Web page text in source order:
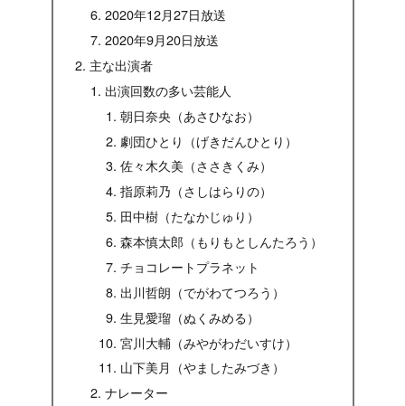
2020年12月27日放送
2020年9月20日放送
主な出演者
出演回数の多い芸能人
朝日奈央（あさひなお）
劇団ひとり（げきだんひとり）
佐々木久美（ささきくみ）
指原莉乃（さしはらりの）
田中樹（たなかじゅり）
森本慎太郎（もりもとしんたろう）
チョコレートプラネット
出川哲朗（でがわてつろう）
生見愛瑠（ぬくみめる）
宮川大輔（みやがわだいすけ）
山下美月（やましたみづき）
ナレーター